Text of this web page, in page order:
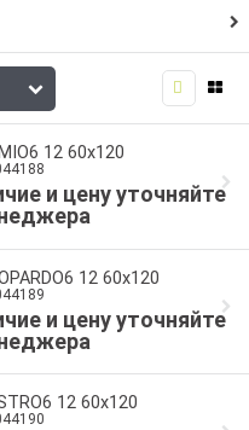
12 60x120
и цену уточняйте
12 60x120
и цену уточняйте
12 60x120